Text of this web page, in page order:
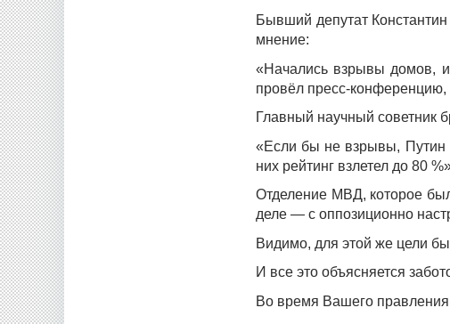
Бывший депутат
мнение:
«Начались взрывы домов, и
провёл пресс-конференцию,
Главный научный советник
«Если бы не взрывы, Путин
них рейтинг взлетел до 80
Отделение МВД, которое
деле — с оппозиционно
Видимо, для этой же цели
И все это объясняется
Во время Вашего правления